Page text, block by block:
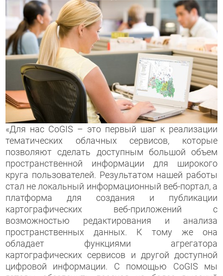
«Для нас CoGIS – это первый шаг к реализации
тематических облачных сервисов, которые
позволяют сделать доступным большой объем
пространственной информации для широкого
круга пользователей. Результатом нашей работы
стал не локальный информационный веб-портал, а
платформа для создания и публикации
картографических веб-приложений с
возможностью редактирования и анализа
пространственных данных. К тому же она
обладает функциями агрегатора
картографических сервисов и другой доступной
цифровой информации. С помощью CoGIS мы